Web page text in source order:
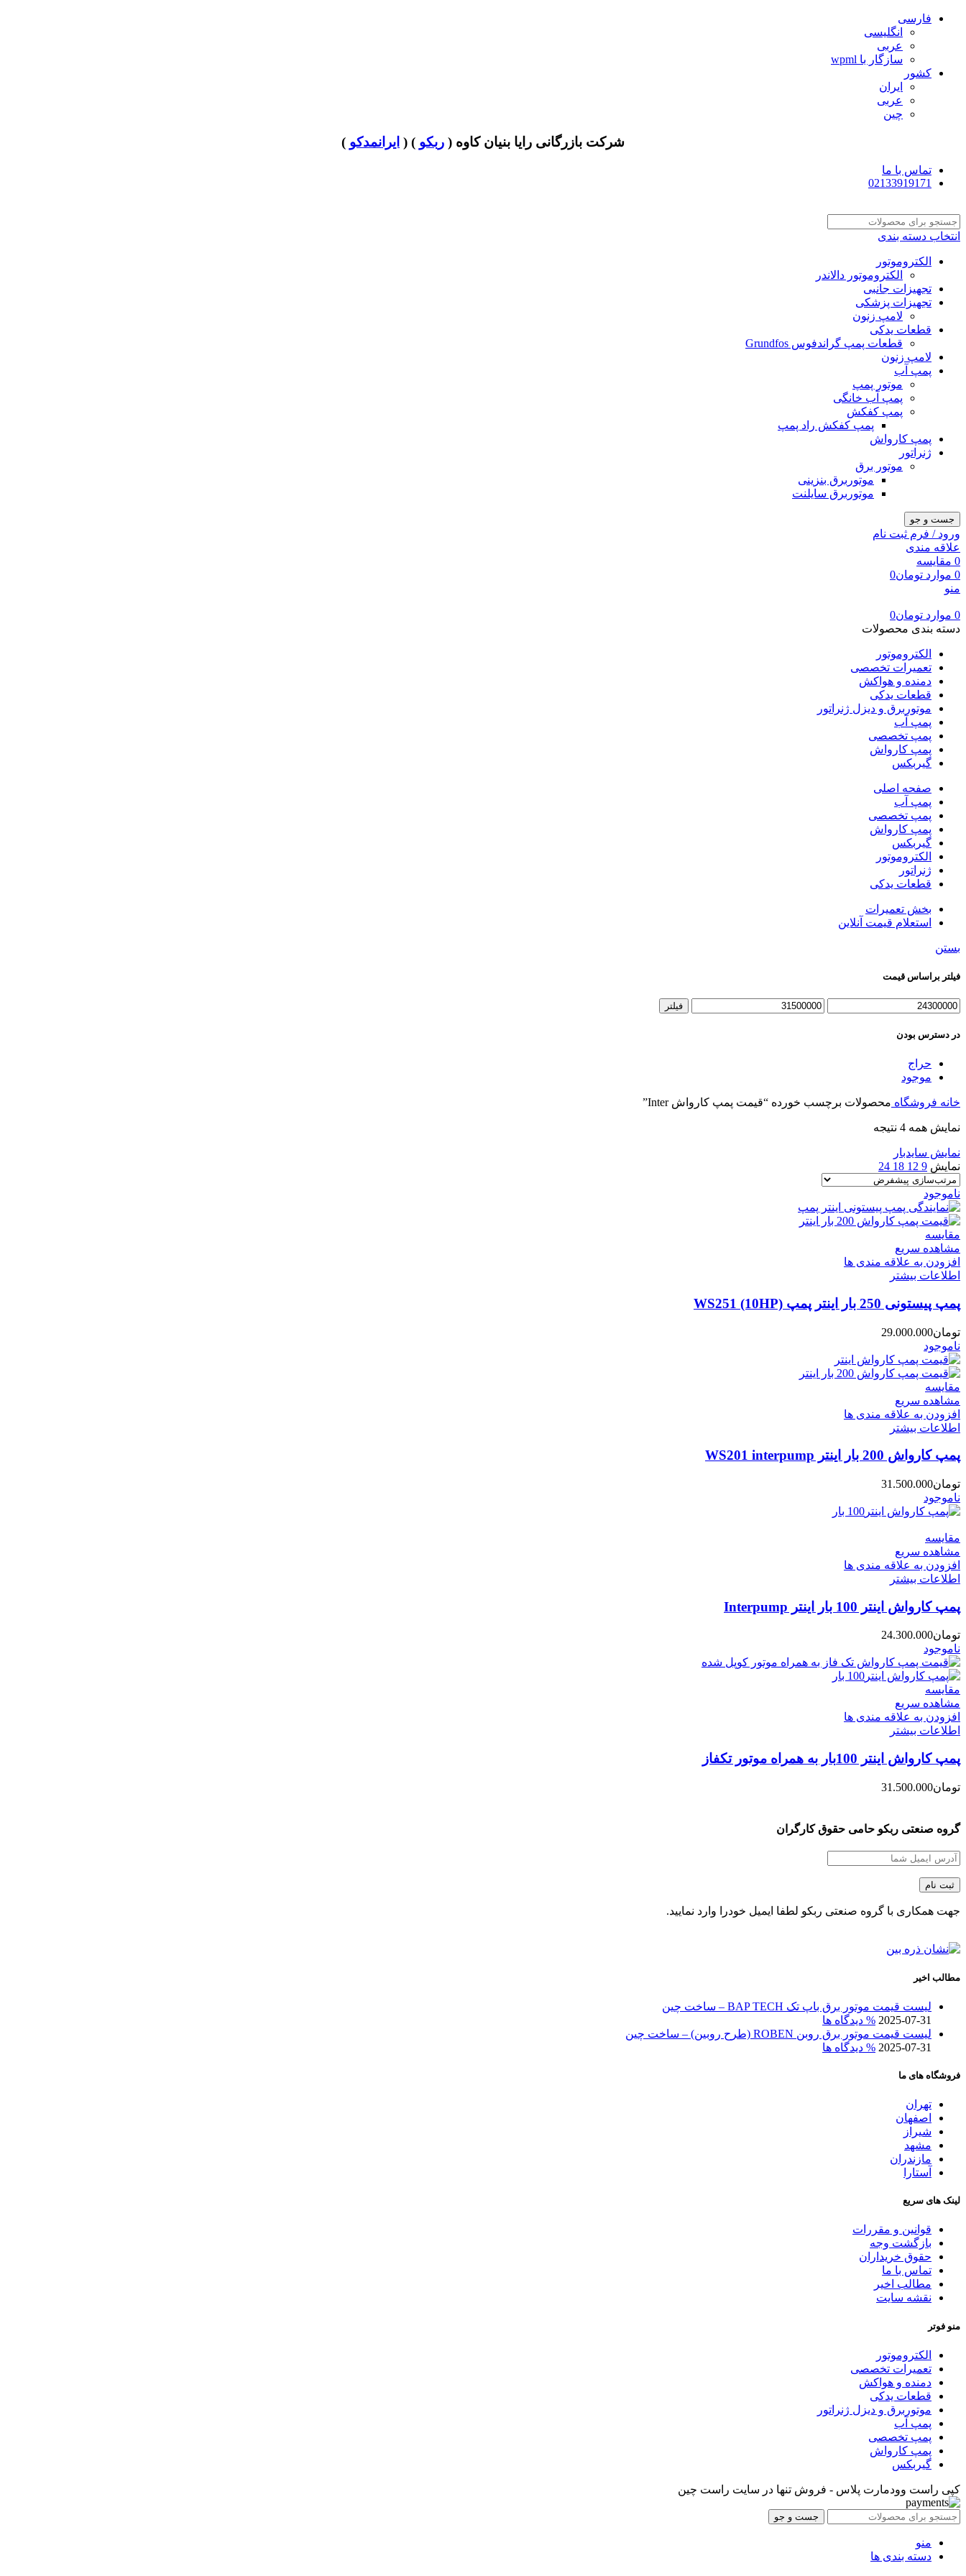
فارسی
انگلیسی
عربی
سازگار با wpml
کشور
ایران
عربی
چین
شرکت بازرگانی رایا بنیان کاوه ( ربکو ) ( ایرانمدکو )
تماس با ما
02133919171
انتخاب دسته بندی
الکتروموتور
الکتروموتور دالاندر
تجهیزات جانبی
تجهیزات پزشکی
لامپ زنون
قطعات یدکی
قطعات پمپ گراندفوس Grundfos
لامپ زنون
پمپ آب
موتور پمپ
پمپ آب خانگی
پمپ کفکش
پمپ کفکش راد پمپ
پمپ کارواش
ژنراتور
موتور برق
موتوربرق بنزینی
موتوربرق سایلنت
جست و جو
ورود / فرم ثبت نام
علاقه مندی
0 مقایسه
0 موارد تومان0
منو
0 موارد تومان0
دسته بندی محصولات
الکتروموتور
تعمیرات تخصصی
دمنده و هواکش
قطعات یدکی
موتوربرق و دیزل ژنراتور
پمپ آب
پمپ تخصصی
پمپ کارواش
گیربکس
صفحه اصلی
پمپ آب
پمپ تخصصی
پمپ کارواش
گیربکس
الکتروموتور
ژنراتور
قطعات یدکی
بخش تعمیرات
استعلام قیمت آنلاین
بستن
فیلتر براساس قیمت
حداقل
حداکثر
فیلتر
در دسترس بودن
حراج
موجود
خانه فروشگاه محصولات برچسب خورده “قیمت پمپ کارواش Inter”
نمایش همه 4 نتیجه
نمایش سایدبار
نمایش 9
12
18
24
ناموجود
مقایسه
مشاهده سریع
افزودن به علاقه مندی ها
اطلاعات بیشتر
پمپ پیستونی 250 بار اینتر پمپ WS251 (10HP)
تومان29.000.000
ناموجود
مقایسه
مشاهده سریع
افزودن به علاقه مندی ها
اطلاعات بیشتر
پمپ کارواش 200 بار اینتر WS201 interpump
تومان31.500.000
ناموجود
مقایسه
مشاهده سریع
افزودن به علاقه مندی ها
اطلاعات بیشتر
پمپ کارواش اینتر 100 بار اینتر Interpump
تومان24.300.000
ناموجود
مقایسه
مشاهده سریع
افزودن به علاقه مندی ها
اطلاعات بیشتر
پمپ کارواش اینتر 100بار به همراه موتور تکفاز
تومان31.500.000
گروه صنعتی ربکو حامی حقوق کارگران
جهت همکاری با گروه صنعتی ربکو لطفا ایمیل خودرا وارد نمایید.
مطالب اخیر
لیست قیمت موتور برق باپ تک BAP TECH – ساخت چین
2025-07-31 % دیدگاه ها
لیست قیمت موتور برق روبن ROBEN (طرح روبین) – ساخت چین
2025-07-31 % دیدگاه ها
فروشگاه های ما
تهران
اصفهان
شیراز
مشهد
مازندران
آستارا
لینک های سریع
قوانین و مقررات
بازگشت وجه
حقوق خریداران
تماس با ما
مطالب اخیر
نقشه سایت
منو فوتر
الکتروموتور
تعمیرات تخصصی
دمنده و هواکش
قطعات یدکی
موتوربرق و دیزل ژنراتور
پمپ آب
پمپ تخصصی
پمپ کارواش
گیربکس
کپی راست وودمارت پلاس - فروش تنها در سایت راست چین
جست و جو
منو
دسته بندی ها